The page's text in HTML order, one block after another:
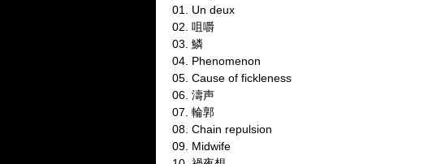
01. Un deux
02. 咀嚼
03. 鱗
04. Phenomenon
05. Cause of fickleness
06. 濤声
07. 輪郭
08. Chain repulsion
09. Midwife